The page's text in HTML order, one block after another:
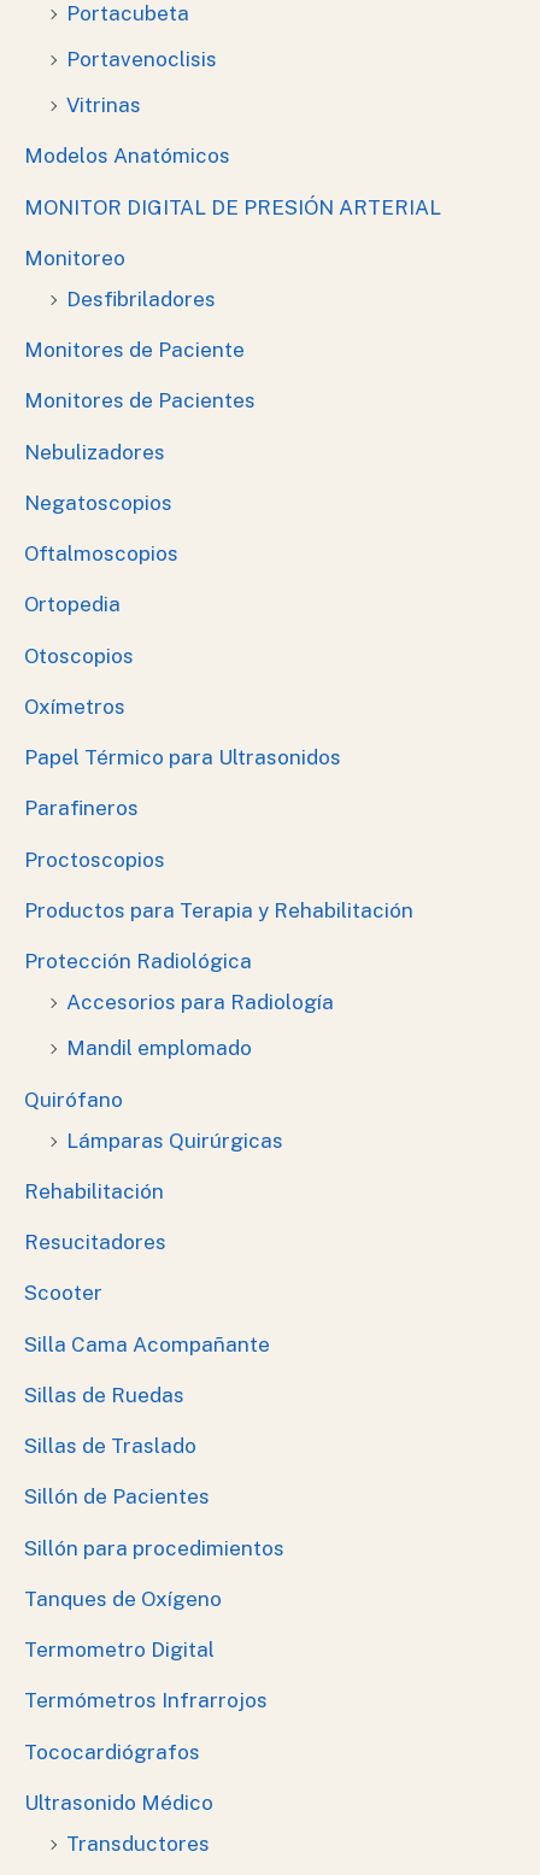
Portacubeta
Portavenoclisis
Vitrinas
Modelos Anatómicos
MONITOR DIGITAL DE PRESIÓN ARTERIAL
Monitoreo
Desfibriladores
Monitores de Paciente
Monitores de Pacientes
Nebulizadores
Negatoscopios
Oftalmoscopios
Ortopedia
Otoscopios
Oxímetros
Papel Térmico para Ultrasonidos
Parafineros
Proctoscopios
Productos para Terapia y Rehabilitación
Protección Radiológica
Accesorios para Radiología
Mandil emplomado
Quirófano
Lámparas Quirúrgicas
Rehabilitación
Resucitadores
Scooter
Silla Cama Acompañante
Sillas de Ruedas
Sillas de Traslado
Sillón de Pacientes
Sillón para procedimientos
Tanques de Oxígeno
Termometro Digital
Termómetros Infrarrojos
Tococardiógrafos
Ultrasonido Médico
Transductores